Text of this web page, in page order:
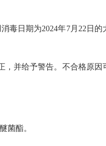
毒日期为2024年7月22日
并给予警告。不合格原因
醚菌酯。